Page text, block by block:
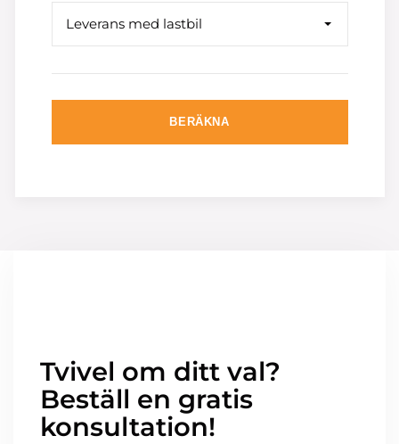
Leverans med lastbil
BERÄKNA
Tvivel om ditt val?
Beställ en gratis
konsultation!